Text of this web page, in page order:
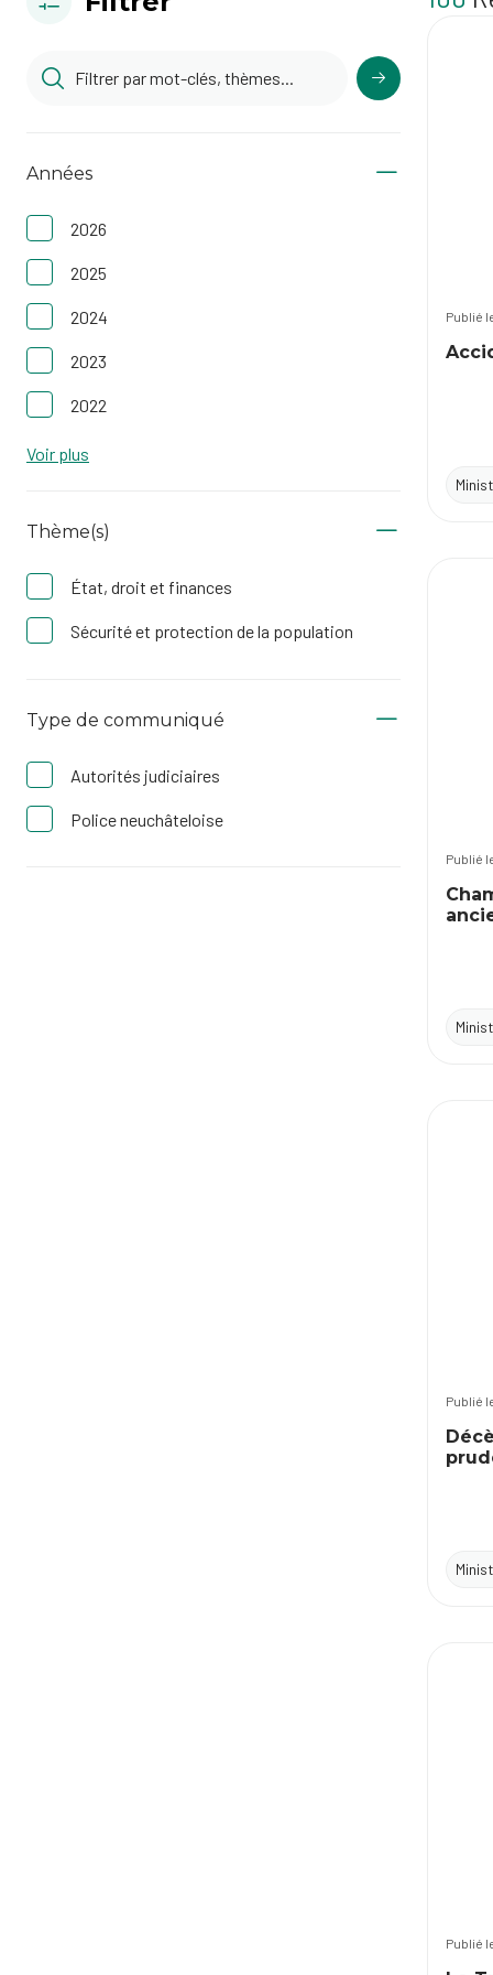
Années
2026
2025
2024
2023
2022
Voir plus
Thème(s)
État, droit et finances
Sécurité et protection de la population
Type de communiqué
Autorités judiciaires
Police neuchâteloise
Publié
Publié
Publié
Publié